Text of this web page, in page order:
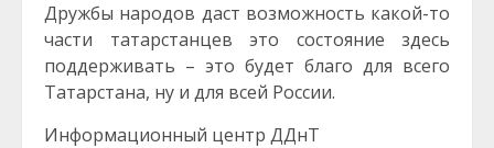
Дружбы народов даст возможность какой-то
части татарстанцев это состояние здесь
поддерживать – это будет благо для всего
Татарстана, ну и для всей России.
Информационный центр ДДнТ